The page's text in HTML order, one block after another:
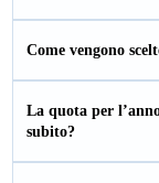
Come vengono
La quota per
subito?